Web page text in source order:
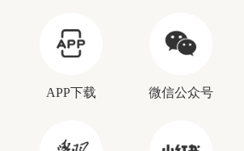
APP下载 微信公众号